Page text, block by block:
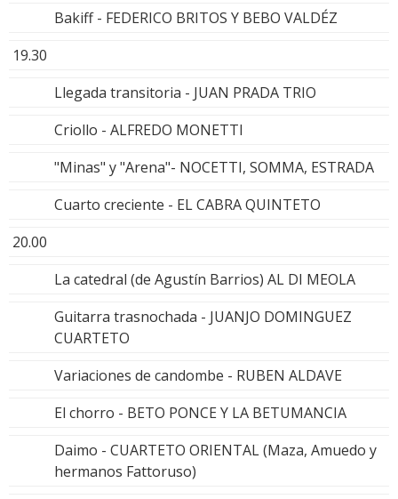
Bakiff - FEDERICO BRITOS Y BEBO VALDÉZ
19.30
Llegada transitoria - JUAN PRADA TRIO
Criollo - ALFREDO MONETTI
"Minas" y "Arena"- NOCETTI, SOMMA, ESTRADA
Cuarto creciente - EL CABRA QUINTETO
20.00
La catedral (de Agustín Barrios) AL DI MEOLA
Guitarra trasnochada - JUANJO DOMINGUEZ
CUARTETO
Variaciones de candombe - RUBEN ALDAVE
El chorro - BETO PONCE Y LA BETUMANCIA
Daimo - CUARTETO ORIENTAL (Maza, Amuedo y
hermanos Fattoruso)